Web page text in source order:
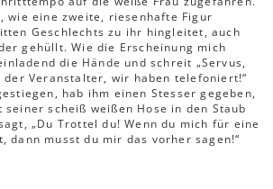
wie eine zweite, riesenhafte Figur
Geschlechts zu ihr hingleitet, auch
gehüllt. Wie die Erscheinung mich
die Hände und schreit „Servus,
Veranstalter, wir haben telefoniert!“
hab ihm einen Stesser gegeben,
scheiß weißen Hose in den Staub
„Du Trottel du! Wenn du mich für eine
dann musst du mir das vorher sagen!“